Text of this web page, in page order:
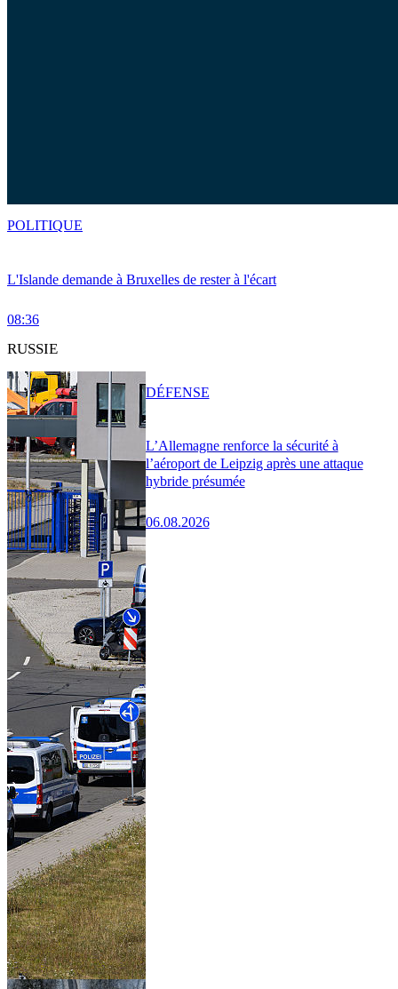
L'Islande demande à Bruxelles de rester à l'écart
08:36
POLITIQUE
RUSSIE
L’Allemagne renforce la sécurité à
l’aéroport de Leipzig après une attaque
hybride présumée
06.08.2026
DÉFENSE